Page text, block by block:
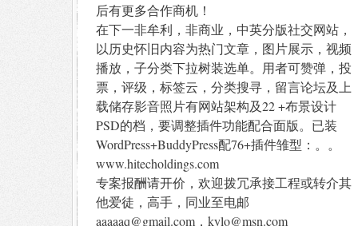
后有更多合作商机！
在下一非牟利，非商业，中英分版社交网站，
以历史怀旧内容为热门文章，图片展示，视频
播放，子分类下拉树装选单。用者可赞弹，投
票，评级，标签云，分类搜寻，留言论坛及上
载储存影音照片有网站架构及22 +布景设计
PSD的档，要调整插件功能配合面版。已装
WordPress+BuddyPress配76+插件雏型：。。
www.hitecholdings.com
专案报酬请开价，欢迎拨冗承接工程或转介其
他爱徒，高手，同业至电邮
aaaaaq@gmail.com，kylo@msn.com